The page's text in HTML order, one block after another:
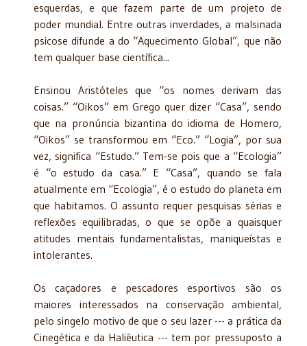
esquerdas, e que fazem parte de um projeto de
poder mundial. Entre outras inverdades, a malsinada
psicose difunde a do “Aquecimento Global”, que não
tem qualquer base científica...
Ensinou Aristóteles que “os nomes derivam das
coisas.” “Oikos” em Grego quer dizer “Casa”, sendo
que na pronúncia bizantina do idioma de Homero,
“Oikos” se transformou em “Eco.” “Logia”, por sua
vez, significa “Estudo.” Tem-se pois que a “Ecologia”
é “o estudo da casa.” E “Casa”, quando se fala
atualmente em “Ecologia”, é o estudo do planeta em
que habitamos. O assunto requer pesquisas sérias e
reflexões equilibradas, o que se opõe a quaisquer
atitudes mentais fundamentalistas, maniqueístas e
intolerantes.
Os caçadores e pescadores esportivos são os
maiores interessados na conservação ambiental,
pelo singelo motivo de que o seu lazer --- a prática da
Cinegética e da Haliêutica --- tem por pressuposto a